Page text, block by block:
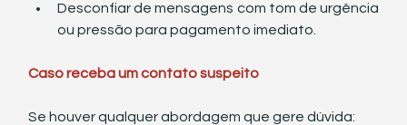
Desconfiar de mensagens com tom de urgência
ou pressão para pagamento imediato.
Caso receba um contato suspeito
Se houver qualquer abordagem que gere dúvida: